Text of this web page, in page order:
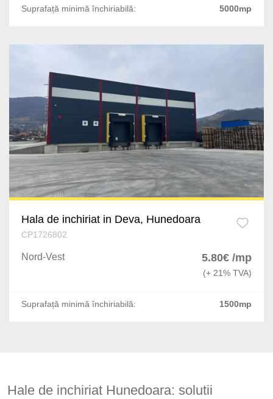
Suprafață minimă închiriabilă: 5000mp
Hala de inchiriat in Deva, Hunedoara
CP1726802
Nord-Vest 5.80€ /mp
(+ 21% TVA)
Suprafață minimă închiriabilă: 1500mp
Hale de inchiriat Hunedoara: solutii